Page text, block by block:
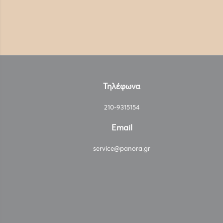
Τηλέφωνα
210-9315154
Email
service@panora.gr